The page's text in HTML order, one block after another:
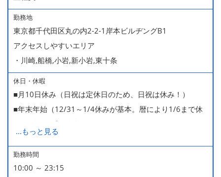
勤務地
東京都千代田区丸の内2-2-1岸本ビルヂングB1
アクセスしやすいエリア
・川崎,船橋,小岩,新小岩,東十条
休日・休暇
■月10日休み（日祝は定休日のため、日祝は休み！）
■年末年始（12/31～1/4休みが基本。暦により1/6まで休
みなどもございます）
■GW・お盆（暦通り）
■有給休暇
■慶弔休暇
...もっと見る
勤務時間
10:00 ～ 23:15